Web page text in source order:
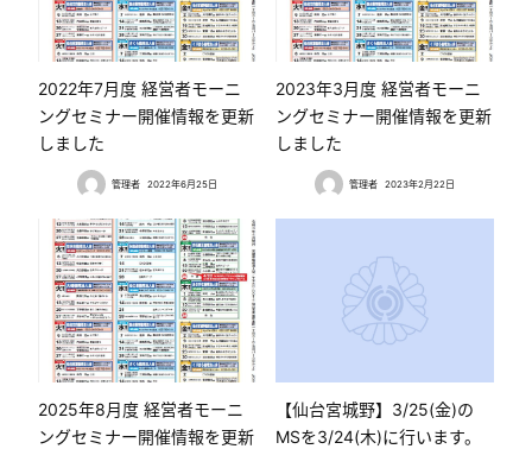
2022年7月度 経営者モーニ
ングセミナー開催情報を更新
しました
管理者 2022年6月25日
2023年3月度 経営者モーニ
ングセミナー開催情報を更新
しました
管理者 2023年2月22日
2025年8月度 経営者モーニ
ングセミナー開催情報を更新
【仙台宮城野】3/25(金)の
MSを3/24(木)に行います。